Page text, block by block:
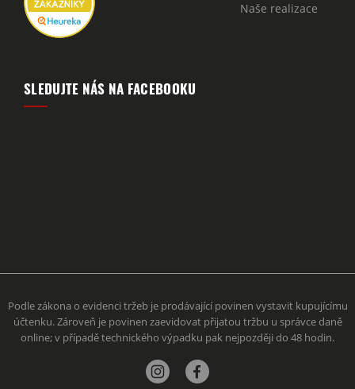
Naše realizace
SLEDUJTE NÁS NA FACEBOOKU
Podle zákona o evidenci tržeb je prodávající povinen vystavit kupujícímu
účtenku. Zároveň je povinen zaevidovat přijatou tržbu u správce daně
online; v případě technického výpadku pak nejpozději do 48 hodin.